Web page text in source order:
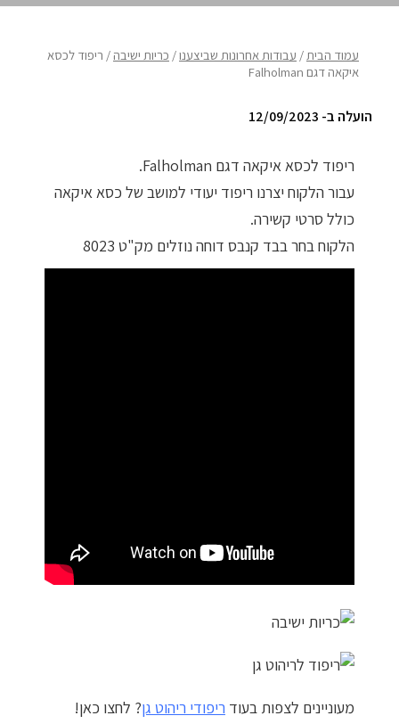
אקססוריז
עודפים
קטלוג צבעים
אודות
טיפים והמלצות
עמוד הבית/ עבודות אחרונות שביצענו/ כריות ישיבה / ריפוד לכסא
איקאה דגם Falholman
הועלה ב- 12/09/2023
ריפוד לכסא איקאה דגם Falholman.
עבור הלקוח יצרנו ריפוד יעודי למושב של כסא איקאה
כולל סרטי קשירה.
הלקוח בחר בבד קנבס דוחה נוזלים מק"ט 8023
מעוניינים לצפות בעוד ריפודי ריהוט גן? לחצו כאן!